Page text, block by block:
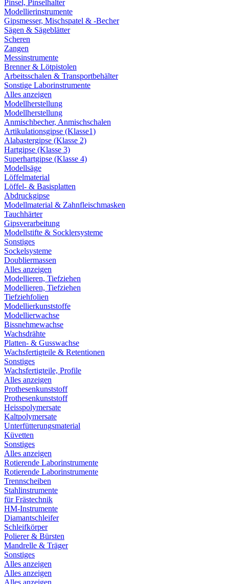
Pinsel, Pinselhalter
Modellierinstrumente
Gipsmesser, Mischspatel & -Becher
Sägen & Sägeblätter
Scheren
Zangen
Messinstrumente
Brenner & Lötpistolen
Arbeitsschalen & Transportbehälter
Sonstige Laborinstrumente
Alles anzeigen
Modellherstellung
Modellherstellung
Anmischbecher, Anmischschalen
Artikulationsgipse (Klasse1)
Alabastergipse (Klasse 2)
Hartgipse (Klasse 3)
Superhartgipse (Klasse 4)
Modellsäge
Löffelmaterial
Löffel- & Basisplatten
Abdruckgipse
Modellmaterial & Zahnfleischmasken
Tauchhärter
Gipsverarbeitung
Modellstifte & Socklersysteme
Sonstiges
Sockelsysteme
Doubliermassen
Alles anzeigen
Modellieren, Tiefziehen
Modellieren, Tiefziehen
Tiefziehfolien
Modellierkunststoffe
Modellierwachse
Bissnehmewachse
Wachsdrähte
Platten- & Gusswachse
Wachsfertigteile & Retentionen
Sonstiges
Wachsfertigteile, Profile
Alles anzeigen
Prothesenkunststoff
Prothesenkunststoff
Heisspolymersate
Kaltpolymersate
Unterfütterungsmaterial
Küvetten
Sonstiges
Alles anzeigen
Rotierende Laborinstrumente
Rotierende Laborinstrumente
Trennscheiben
Stahlinstrumente
für Frästechnik
HM-Instrumente
Diamantschleifer
Schleifkörper
Polierer & Bürsten
Mandrelle & Träger
Sonstiges
Alles anzeigen
Alles anzeigen
Alles anzeigen